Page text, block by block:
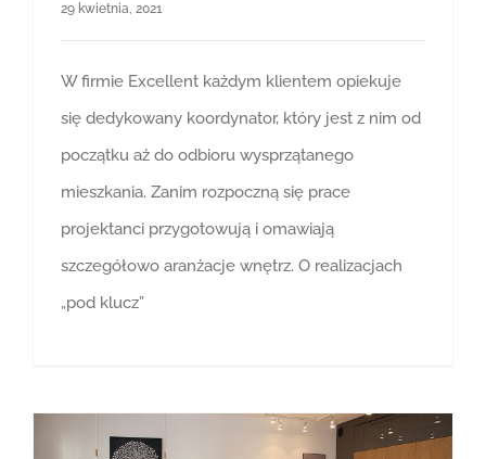
29 kwietnia, 2021
W firmie Excellent każdym klientem opiekuje
się dedykowany koordynator, który jest z nim od
początku aż do odbioru wysprzątanego
mieszkania. Zanim rozpoczną się prace
projektanci przygotowują i omawiają
szczegółowo aranżacje wnętrz. O realizacjach
„pod klucz”